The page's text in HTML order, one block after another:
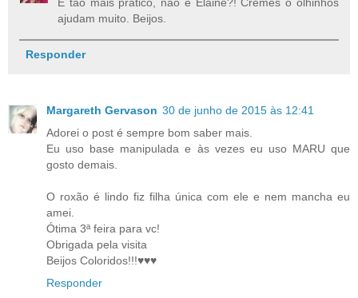
ajudam muito. Beijos.
Responder
Margareth Gervason 30 de junho de 2015 às 12:41
Adorei o post é sempre bom saber mais.
Eu uso base manipulada e às vezes eu uso MARU que
gosto demais.
O roxão é lindo fiz filha única com ele e nem mancha eu
amei.
Ótima 3ª feira para vc!
Obrigada pela visita
Beijos Coloridos!!!♥♥♥
Responder